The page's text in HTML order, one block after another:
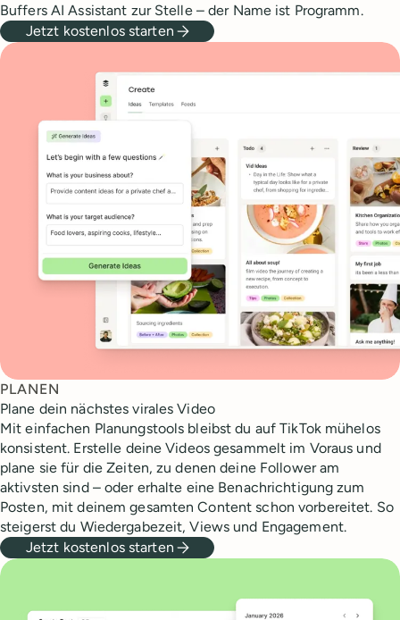
Buffers AI Assistant zur Stelle – der Name ist Programm.
Jetzt kostenlos starten
PLANEN
Plane dein nächstes virales Video
Mit einfachen Planungstools bleibst du auf TikTok mühelos
konsistent. Erstelle deine Videos gesammelt im Voraus und
plane sie für die Zeiten, zu denen deine Follower am
aktivsten sind – oder erhalte eine Benachrichtigung zum
Posten, mit deinem gesamten Content schon vorbereitet. So
steigerst du Wiedergabezeit, Views und Engagement.
Jetzt kostenlos starten